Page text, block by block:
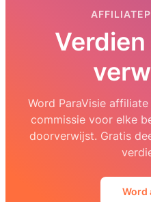
Word ParaVisie
commissie voor elke
doorverwijst. Gratis
Word